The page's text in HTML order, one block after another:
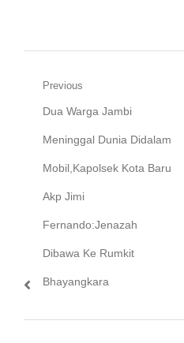
Navigasi
pos
Previous
Previous
post:
Dua Warga Jambi
Meninggal Dunia Didalam
Mobil,Kapolsek Kota Baru
Akp Jimi
Fernando:Jenazah
Dibawa Ke Rumkit
Bhayangkara